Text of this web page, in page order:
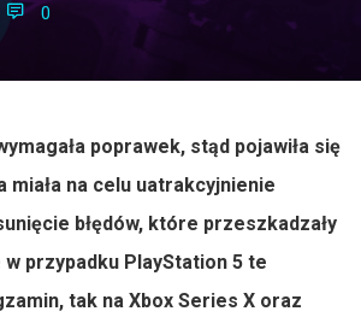
0
poprawek, stąd pojawiła się
miała na celu uatrakcyjnienie
błędów, które przeszkadzały
przypadku PlayStation 5 te
tak na Xbox Series X oraz